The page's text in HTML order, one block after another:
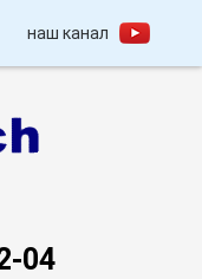
наш канал
04